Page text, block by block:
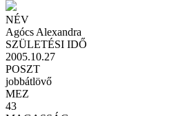
NÉV
Agócs Alexandra
SZÜLETÉSI IDŐ
2005.10.27
POSZT
jobbátlövő
MEZ
43